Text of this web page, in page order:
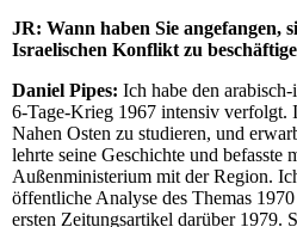
JR: Wann haben Sie angefangen,
Israelischen Konflikt zu
Daniel Pipes: Ich habe den
6-Tage-Krieg 1967 intensiv verfolgt.
Nahen Osten zu studieren, und
lehrte seine Geschichte und befasste
Außenministerium mit der Region.
öffentliche Analyse des Themas
ersten Zeitungsartikel darüber 1979.